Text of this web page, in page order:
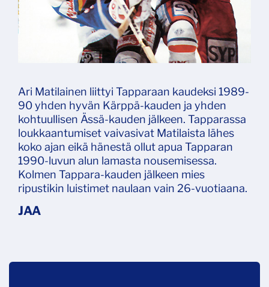
Ari Matilainen liittyi Tapparaan kaudeksi 1989-
90 yhden hyvän Kärppä-kauden ja yhden
kohtuullisen Ässä-kauden jälkeen. Tapparassa
loukkaantumiset vaivasivat Matilaista lähes
koko ajan eikä hänestä ollut apua Tapparan
1990-luvun alun lamasta nousemisessa.
Kolmen Tappara-kauden jälkeen mies
ripustikin luistimet naulaan vain 26-vuotiaana.